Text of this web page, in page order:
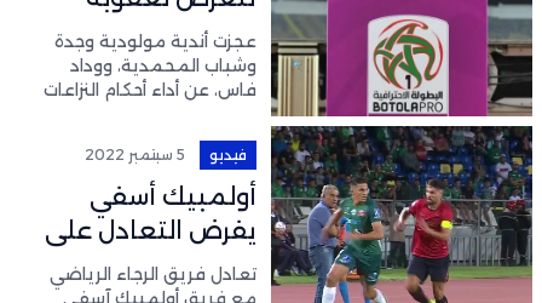
خصم النقاط من
رصيدها
عجزت أندية مولودية وجدة
وشباب المحمدية، ووداد
فاس، عن أداء أحكام النزاعات
للانتقالات السابقة، ولم يعد
أمامها سوى مرحلة الانتقالات
المقبلة، لتفادي عقوبة خصم
النقاط من رصيدها.
فيديو 5 سبتمبر 2022
أولمبيك أسفي
يفرض التعادل على
الرجاء الرياضي
تعادل فريق الرجاء الرياضي
مع فريق أولمبيك آسفي